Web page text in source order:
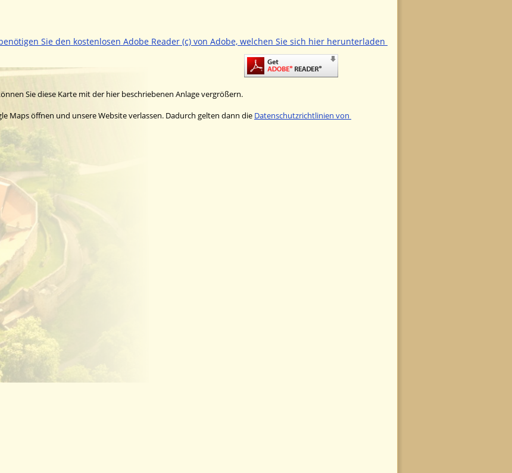
Sie den kostenlosen Adobe Reader (c) von Adobe, welchen Sie sich hier herunterladen
Sie diese Karte mit der hier beschriebenen Anlage vergrößern.
Maps öffnen und unsere Website verlassen. Dadurch gelten dann die Datenschutzrichtlinien von